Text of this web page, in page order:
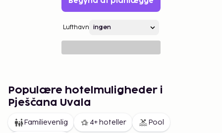
Lufthavn
Populære hotelmuligheder i
Pješčana Uvala
Familievenlig 4+ hoteller Pool